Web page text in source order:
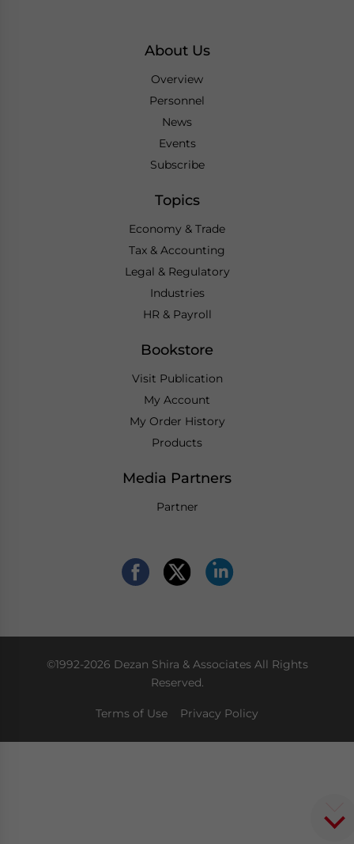
About Us
Overview
Personnel
News
Events
Subscribe
Topics
Economy & Trade
Tax & Accounting
Legal & Regulatory
Industries
HR & Payroll
Bookstore
Visit Publication
My Account
My Order History
Products
Media Partners
Partner
©1992-2026 Dezan Shira & Associates All Rights
Reserved.
Terms of Use Privacy Policy